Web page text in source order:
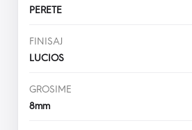
PERETE
FINISAJ
LUCIOS
GROSIME
8mm